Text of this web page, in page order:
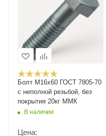
Болт М16x60 ГОСТ 7805-70
с неполной резьбой, без
покрытия 20кг ММК
В наличии
Цена: